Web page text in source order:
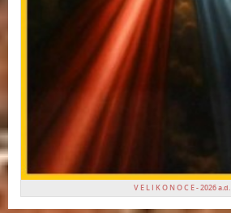
V E L I K O N O C E - 2026 a.d.